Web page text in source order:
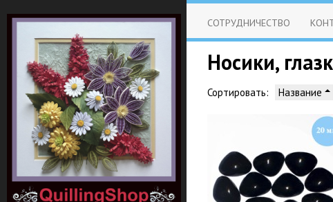
СОТРУДНИЧЕСТВО
Носики,
Сортировать: Название